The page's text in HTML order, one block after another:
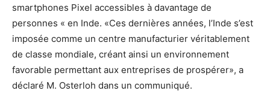
smartphones Pixel accessibles à davantage de
personnes « en Inde. «Ces dernières années, l’Inde s’est
imposée comme un centre manufacturier véritablement
de classe mondiale, créant ainsi un environnement
favorable permettant aux entreprises de prospérer», a
déclaré M. Osterloh dans un communiqué.